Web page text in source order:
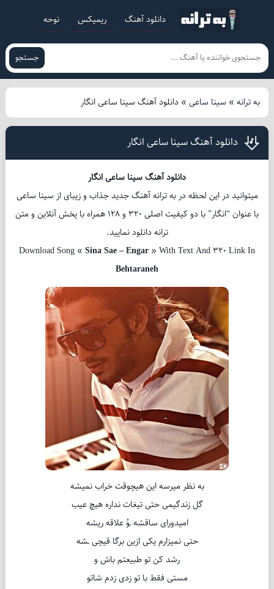
دانلود آهنگ ریمیکس نوحه
جستجو
به ترانه» سینا ساعی» دانلود آهنگ سینا ساعی انگار
دانلود آهنگ سینا ساعی انگار
دانلود آهنگ سینا ساعی انگار
میتوانید در این لحظه در به ترانه آهنگ جدید جذاب و زیبای از سینا ساعی
با عنوان “انگار” با دو کیفیت اصلی 320 و 128 همراه با پخش آنلاین و متن
ترانه دانلود نمایید.
Download Song « Sina Sae – Engar » With Text And 320 Link In
Behtaraneh
به نظر میرسه این هیچوقت خراب نمیشه
گل زندگیمی حتی تیغات نداره هیچ عیب
امیدورای ساقشه ـوُ علاقه ریشه
حتی نمیزارم یکی ازین برگا قیچی ـشه
رشد کن تو طبیعتم باش و
مستی فقط با تو زدی زدم شاتو